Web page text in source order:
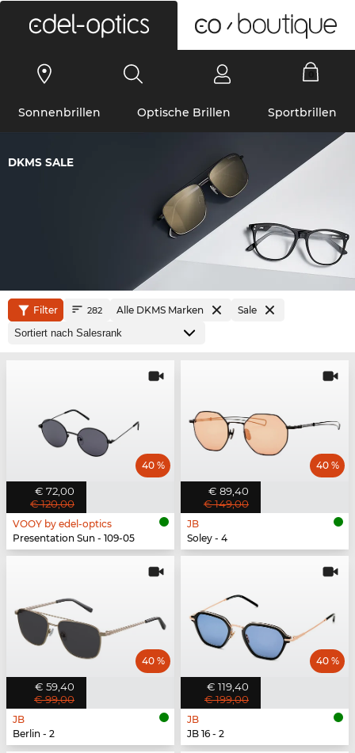
Sonnenbrillen Optische Brillen Sportbrillen
DKMS SALE
Filter 282 Alle DKMS Marken Sale
€ 72,00
€ 120,00
40 %
VOOY by edel-optics
Presentation Sun - 109-05
€ 89,40
€ 149,00
40 %
JB
Soley - 4
€ 59,40
€ 99,00
40 %
JB
Berlin - 2
€ 119,40
€ 199,00
40 %
JB
JB 16 - 2